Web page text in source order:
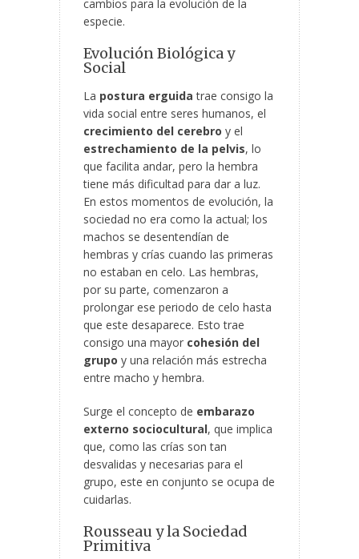
cambios para la evolución de la
especie.
Evolución Biológica y
Social
La postura erguida trae consigo la
vida social entre seres humanos, el
crecimiento del cerebro y el
estrechamiento de la pelvis, lo
que facilita andar, pero la hembra
tiene más dificultad para dar a luz.
En estos momentos de evolución, la
sociedad no era como la actual; los
machos se desentendían de
hembras y crías cuando las primeras
no estaban en celo. Las hembras,
por su parte, comenzaron a
prolongar ese periodo de celo hasta
que este desaparece. Esto trae
consigo una mayor cohesión del
grupo y una relación más estrecha
entre macho y hembra.
Surge el concepto de embarazo
externo sociocultural, que implica
que, como las crías son tan
desvalidas y necesarias para el
grupo, este en conjunto se ocupa de
cuidarlas.
Rousseau y la Sociedad
Primitiva